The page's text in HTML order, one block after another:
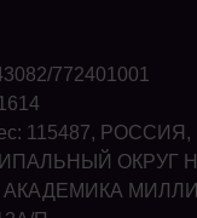
772401001
115487,
ОКРУГ
АКАДЕМИКА